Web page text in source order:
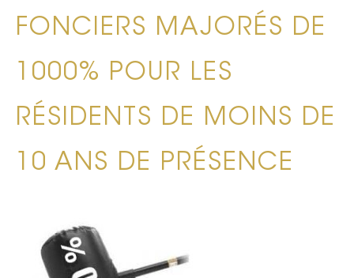
FONCIERS MAJORÉS DE
1000% POUR LES
RÉSIDENTS DE MOINS DE
10 ANS DE PRÉSENCE